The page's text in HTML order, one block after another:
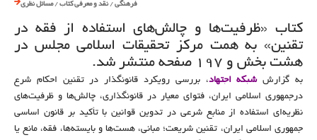
فرهنگی /نقد و معرفی کتاب /مسائل نظری
کتاب «ظرفیت‌‌ها و چالش‌‌های استفاده از فقه در
تقنین» به همت مرکز تحقیقات اسلامی مجلس در
هشت بخش و ۱۹۷ صفحه منتشر شد.
به گزارششبکه اجتهاد، بررسی رویکرد قانونگذار در تقنین احکام شرع
درجمهوری اسلامی ایران، فتوای معیار در قانونگذاری، چالش‌‌ها و ظرفیت‌‌های
نظریه‌ای استفاده از منابع شرعی در تدوین قوانین با تأکید بر قانون اساسی
جمهوری اسلامی ایران، تقنین شریعت؛ مبانی، هست‌‌ها و بایسته‌‌ها، فقه، مانع یا